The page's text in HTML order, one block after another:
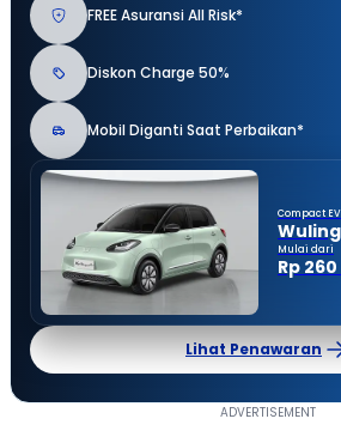
FREE Asuransi All Risk*
Diskon Charge 50%
Mobil Diganti Saat Perbaikan*
Compact
Mulai dari
Rp
Lihat Penawaran